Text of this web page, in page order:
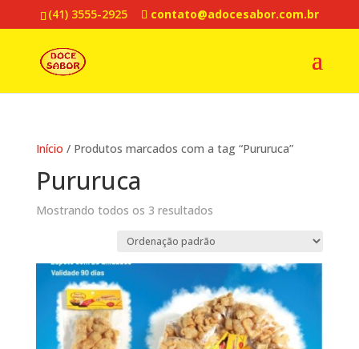
(41) 3555-2925 contato@adocesabor.com.br
Início / Produtos marcados com a tag “Pururuca”
Pururuca
Mostrando todos os 3 resultados